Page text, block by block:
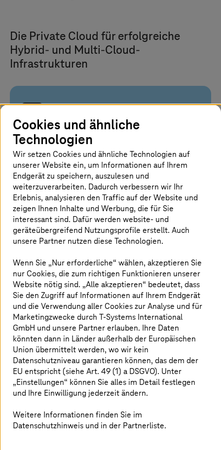
Die Private Cloud für erfolgreiche
Hybrid- und Multi-Cloud-
Infrastrukturen
Steigende Cloud-Kosten und mangelnde
Kostentransparenz
Strenge Anforderungen an Compliance und
Souveränität
Mangelnde Zuverlässigkeit bei
geschäftskritischen Workloads
Fragmentierte IT in Legacy- und Multi-Cloud-
Umgebungen
Unser Ansatz
Kostenkontrolle durch standardisierte,
effiziente Ressourcenmodelle
Verlässliche Souveränität durch sichere,
konforme Umgebungen
Ausführung kritischer Workloads mit hoher
Verfügbarkeit und SLAs
Betrieb in Hybrid- und Multi-Cloud-
Umgebungen mit einheitlicher Kontrolle
Cookies und ähnliche
Technologien
Wir setzen Cookies und ähnliche Technologien auf
unserer Website ein, um Informationen auf Ihrem
Endgerät zu speichern, auszulesen und
weiterzuverarbeiten. Dadurch verbessern wir Ihr
Erlebnis, analysieren den Traffic auf der Website und
zeigen Ihnen Inhalte und Werbung, die für Sie
interessant sind. Dafür werden website- und
geräteübergreifend Nutzungsprofile erstellt. Auch
unsere Partner nutzen diese Technologien.
Wenn Sie „Nur erforderliche“ wählen, akzeptieren Sie
nur Cookies, die zum richtigen Funktionieren unserer
Website nötig sind. „Alle akzeptieren“ bedeutet, dass
Sie den Zugriff auf Informationen auf Ihrem Endgerät
und die Verwendung aller Cookies zur Analyse und für
Marketingzwecke durchT-Systems International
GmbH und unsere Partner erlauben. Ihre Daten
könnten dann in Länder außerhalb der Europäischen
Union übermittelt werden, wo wir kein
Datenschutzniveau garantieren können, das dem der
EU entspricht (siehe Art. 49 (1) a DSGVO). Unter
„Einstellungen“ können Sie alles im Detail festlegen
und Ihre Einwilligung jederzeit ändern.
Weitere Informationen finden Sie im
Datenschutzhinweis und in der Partnerliste.